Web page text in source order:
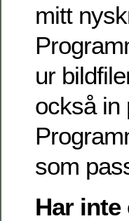
mitt
ur
också in
som
Har inte